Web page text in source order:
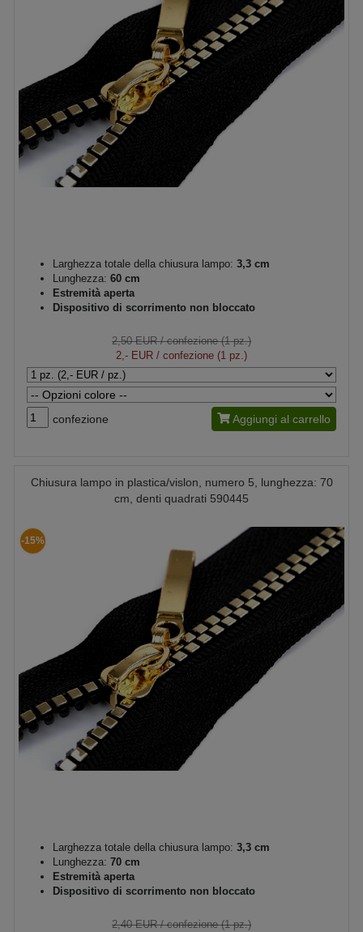
Larghezza totale della chiusura lampo: 3,3 cm
Lunghezza: 60 cm
Estremità aperta
Dispositivo di scorrimento non bloccato
2,50 EUR/ confezione (1 pz.)
2,- EUR / confezione (1 pz.)
confezione Aggiungi al carrello
Chiusura lampo in plastica/vislon, numero 5, lunghezza: 70
cm, denti quadrati 590445
-15%
Larghezza totale della chiusura lampo: 3,3 cm
Lunghezza: 70 cm
Estremità aperta
Dispositivo di scorrimento non bloccato
2,40 EUR/ confezione (1 pz.)